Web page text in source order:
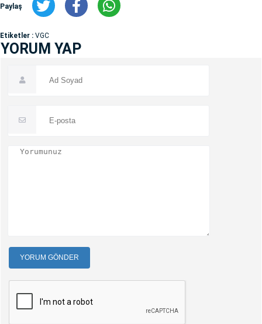
Paylaş
Etiketler : VGC
YORUM YAP
YORUM GÖNDER